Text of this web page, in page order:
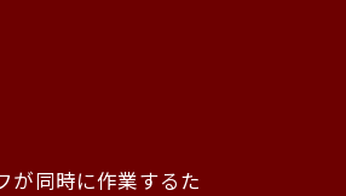
が同時に作業するた